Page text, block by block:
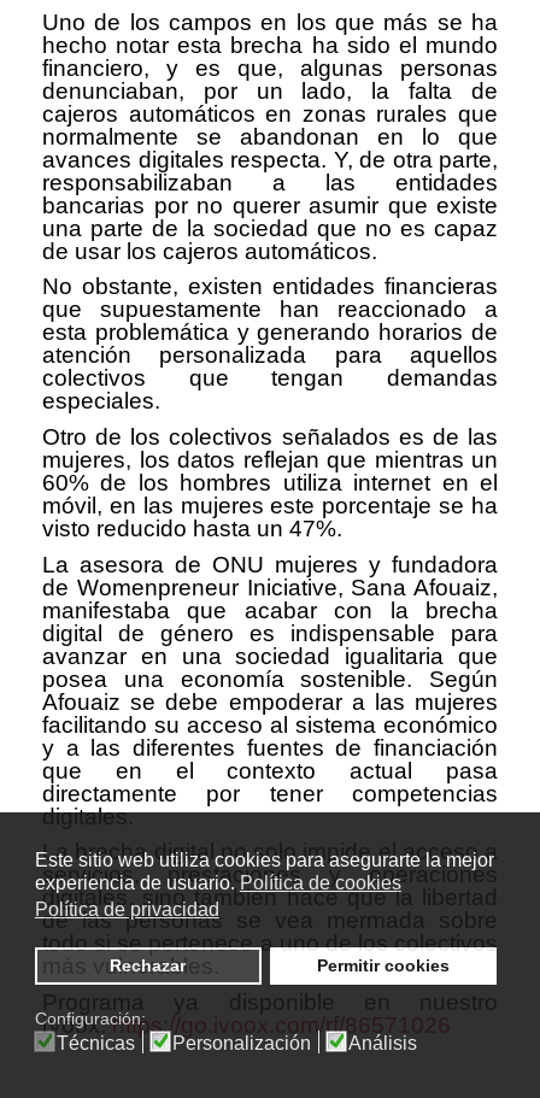
Este sitio web utiliza cookies para asegurarte la mejor
experiencia de usuario. Política de cookies
Política de privacidad
Rechazar Permitir cookies
Configuración:
Técnicas Personalización Análisis
Uno de los campos en los que más se ha
hecho notar esta brecha ha sido el mundo
financiero, y es que, algunas personas
denunciaban, por un lado, la falta de
cajeros automáticos en zonas rurales que
normalmente se abandonan en lo que
avances digitales respecta. Y, de otra parte,
responsabilizaban a las entidades
bancarias por no querer asumir que existe
una parte de la sociedad que no es capaz
de usar los cajeros automáticos.
No obstante, existen entidades financieras
que supuestamente han reaccionado a
esta problemática y generando horarios de
atención personalizada para aquellos
colectivos que tengan demandas
especiales.
Otro de los colectivos señalados es de las
mujeres, los datos reflejan que mientras un
60% de los hombres utiliza internet en el
móvil, en las mujeres este porcentaje se ha
visto reducido hasta un 47%.
La asesora de ONU mujeres y fundadora
de Womenpreneur Iniciative, Sana Afouaiz,
manifestaba que acabar con la brecha
digital de género es indispensable para
avanzar en una sociedad igualitaria que
posea una economía sostenible. Según
Afouaiz se debe empoderar a las mujeres
facilitando su acceso al sistema económico
y a las diferentes fuentes de financiación
que en el contexto actual pasa
directamente por tener competencias
digitales.
La brecha digital no solo impide el acceso a
servicios, prestaciones y operaciones
digitales, sino también hace que la libertad
de las personas se vea mermada sobre
todo si se pertenece a uno de los colectivos
más vulnerables.
Programa ya disponible en nuestro
iVoox:https://go.ivoox.com/rf/86571026